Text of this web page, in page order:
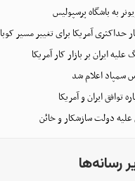
به باشگاه پرسپولیس
حداکثری آمریکا برای تغییر مسیر کوبا
ایران بر بازار کار آمریکا
سمپاد اعلام شد
توافق ایران و آمریکا
دولت سازشکار و خائن